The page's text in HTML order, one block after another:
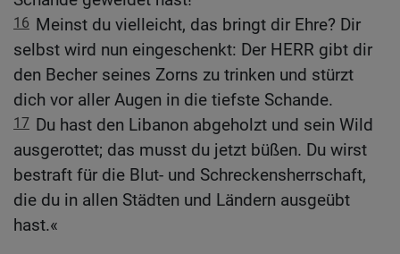
16 Meinst du vielleicht, das bringt dir Ehre? Dir
selbst wird nun eingeschenkt: Der HERR gibt dir
den Becher seines Zorns zu trinken und stürzt
dich vor aller Augen in die tiefste Schande.
17 Du hast den Libanon abgeholzt und sein Wild
ausgerottet; das musst du jetzt büßen. Du wirst
bestraft für die Blut- und Schreckensherrschaft,
die du in allen Städten und Ländern ausgeübt
hast.«